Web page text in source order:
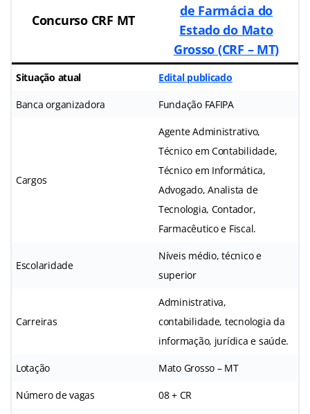
Concurso CRF MT
de Farmácia do
Estado do Mato
Grosso (CRF – MT)
Situação atual Edital publicado
Banca organizadora Fundação FAFIPA
Cargos
Agente Administrativo,
Técnico em Contabilidade,
Técnico em Informática,
Advogado, Analista de
Tecnologia, Contador,
Farmacêutico e Fiscal.
Escolaridade
Níveis médio, técnico e
superior
Carreiras
Administrativa,
contabilidade, tecnologia da
informação, jurídica e saúde.
Lotação Mato Grosso – MT
Número de vagas 08 + CR